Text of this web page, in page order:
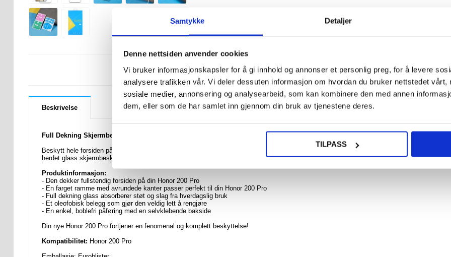
Samtykke Detaljer
Denne nettsiden anvender cookies
Vi bruker informasjonskapsler for å gi innhold og annonser et personlig preg, for å levere
analysere trafikken vår. Vi deler dessuten informasjon om hvordan du bruker nettstedet vårt,
sosiale medier, annonsering og analysearbeid, som kan kombinere den med annen
dem, eller som de har samlet inn gjennom din bruk av tjenestene deres.
TILPASS
LURER DU PÅ NOE? SPØR OSS! LIVE CHAT
Beskrivelse
Full Dekning Skjermbeskyttere til Honor 200 Pro
Beskytt hele forsiden på din Honor 200 Pro med denne fenomenale, full deknings, herdet glass beskyttelsen med en farget ramme. Full cover
herdet glass skjermbeskyttelsen skaper en effektiv beskyttelse mot riper, smuss og mindre støt på skjermen på din Honor 200 Pro.
Produktinformasjon:
- Den dekker fullstendig forsiden på din Honor 200 Pro
- En farget ramme med avrundede kanter passer perfekt til din Honor 200 Pro
- Full dekning glass absorberer støt og slag fra hverdagslig bruk
- Et oleofobisk belegg som gjør den veldig lett å rengjøre
- En enkel, boblefri påføring med en selvklebende bakside
Din nye Honor 200 Pro fortjener en fenomenal og komplett beskyttelse!
Kompatibilitet: Honor 200 Pro